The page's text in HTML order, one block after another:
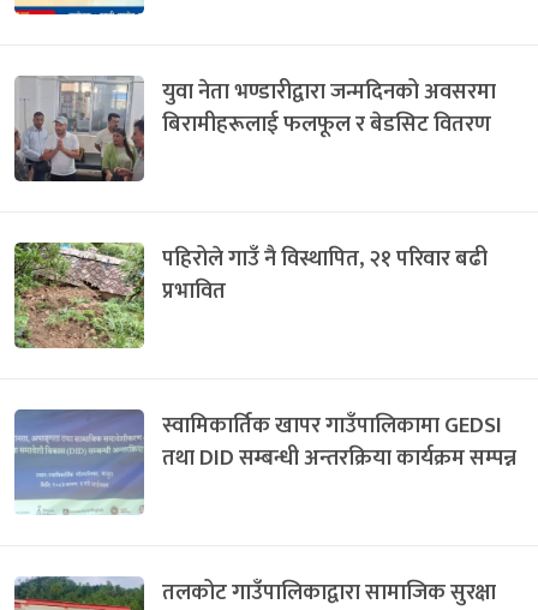
युवा नेता भण्डारीद्वारा जन्मदिनको अवसरमा
बिरामीहरूलाई फलफूल र बेडसिट वितरण
पहिरोले गाउँ नै विस्थापित, २१ परिवार बढी
प्रभावित
स्वामिकार्तिक खापर गाउँपालिकामा GEDSI
तथा DID सम्बन्धी अन्तरक्रिया कार्यक्रम सम्पन्न
तलकोट गाउँपालिकाद्वारा सामाजिक सुरक्षा